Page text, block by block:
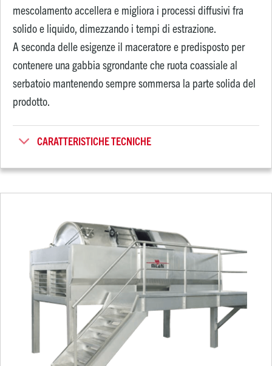
mescolamento accellera e migliora i processi diffusivi fra
solido e liquido, dimezzando i tempi di estrazione.
A seconda delle esigenze il maceratore e predisposto per
contenere una gabbia sgrondante che ruota coassiale al
serbatoio mantenendo sempre sommersa la parte solida del
prodotto.
CARATTERISTICHE TECNICHE